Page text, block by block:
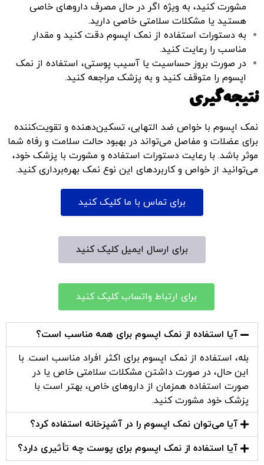
مشورت کنید، به ویژه اگر در حال مصرف داروهای خاصی
هستید یا مشکلات سلامتی خاصی دارید.
به دستورات استفاده از نمک اپسوم دقت کنید و مقدار
مناسب را رعایت کنید.
در صورت بروز حساسیت یا آسیب پوستی، استفاده از نمک
اپسوم را متوقف کنید و به پزشک مراجعه کنید.
نتیجه‌گیری
نمک اپسوم با خواص ضد التهابی، تسکین‌دهنده و تقویت‌کننده
برای عضلات و مفاصل می‌تواند در بهبود حالت سلامت و رفاه شما
موثر باشد. با رعایت دستورات استفاده و مشورت با پزشک خود،
می‌توانید از خواص و کاربردهای این نوع نمک بهره‌برداری کنید.
برای تماس با ما کلیک کنید
برای ارسال ایمیل کلیک کنید
برای ارتباط واتساب کلیک کنید
آیا استفاده از نمک اپسوم برای همه مناسب است؟
بله، استفاده از نمک اپسوم برای اکثر افراد مناسب است. با
این حال، در صورت داشتن مشکلات سلامتی خاص یا در
صورت استفاده همزمان از داروهای خاص، بهتر است با
پزشک خود مشورت کنید.
آیا می‌توان نمک اپسوم را در آشپزخانه استفاده کرد؟
آیا استفاده از نمک اپسوم برای پوست چه تأثیری دارد؟